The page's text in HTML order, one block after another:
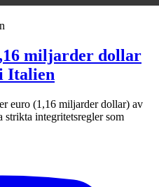
miljarder dollar
Italien
euro (1,16 miljarder dollar) av
integritetsregler som